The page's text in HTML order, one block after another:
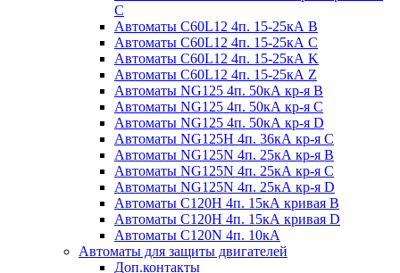
С
Автоматы C60L12 4п. 15-25кА B
Автоматы C60L12 4п. 15-25кА C
Автоматы C60L12 4п. 15-25кА K
Автоматы C60L12 4п. 15-25кА Z
Автоматы NG125 4п. 50кА кр-я B
Автоматы NG125 4п. 50кА кр-я C
Автоматы NG125 4п. 50кА кр-я D
Автоматы NG125H 4п. 36кА кр-я C
Автоматы NG125N 4п. 25кА кр-я B
Автоматы NG125N 4п. 25кА кр-я C
Автоматы NG125N 4п. 25кА кр-я D
Автоматы С120H 4п. 15кА кривая B
Автоматы С120H 4п. 15кА кривая D
Автоматы С120N 4п. 10кА
Автоматы для защиты двигателей
Доп.контакты